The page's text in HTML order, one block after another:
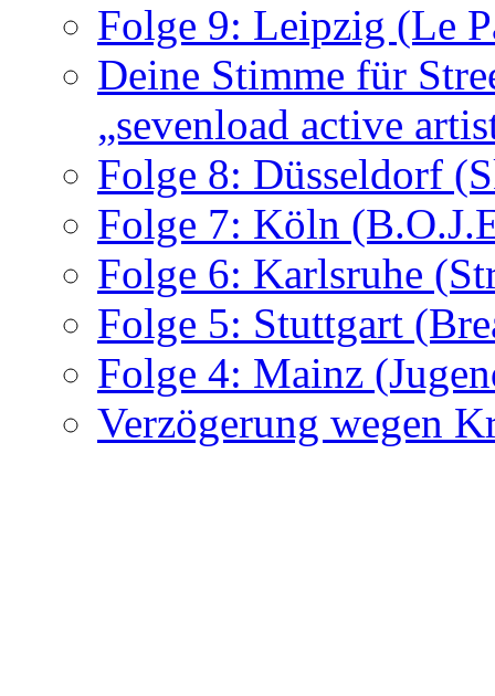
Folge 9: Leipzig (Le
Deine Stimme für
„sevenload active
Folge 8: Düsseldorf
Folge 7: Köln
Folge 6: Karlsruhe
Folge 5: Stuttgart
Folge 4: Mainz
Verzögerung wegen